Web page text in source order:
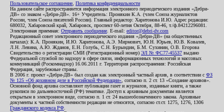
Пользовательское соглашение Политика конфиденциальности
На данном сайте распространяется информация электронного периодического издания «Дебри-
ДВ» со знаком «Дебри-ДВ». 16+ Учредитель: Пронякин К.А. (член Союза журналистов
России, член Союза писателей России). Главный редактор: Харитонова И.Ю. Адрес редакции:
680032, Хабаровский край, Хабаровск, проспект 60-летия Октября, 88-46, т./ф.84212296081.
Электронная приемная: Отправить сообщение . E-mail: editor@debri-dv.com
Редакционный совет электронного периодического издания «Дебри-ДВ» (на общественных
началах): К.А. Пронякин, И.Ю. Харитонова, А.Э. Мирмович, Ю.Н. Юрьев, Ю.В. Ковалев,
Л.Н. Левина, А.Ю. Жданов, Е.Н. Голубь, С.Н. Бурындин, Б.М. Сухинин, О.В. Егорова
Свидетельство о регистрации СМИ (Регистрационный номер) ЭЛ № ФС77-45537 выдано
Федеральной службой по надзору в сфере связи, информационных технологий и массовых
коммуникаций (Роскомнадзор) 16.06.2011 г. Территория распространения: Российская
Федерация, зарубежные страны.
В 2006 г. проект «Дебри-ДВ» был создан как электронный частный архив, в соответствии с ФЗ
№ 125 «Об архивном деле в Российской Федерации» , согласно п. 2 ст. 13 «Создание архивов».
Основной фонд архива составляют публикации газет и журналов, изданные книги, а также
рукописи по дальневосточной (РФ) тематике. Доступ к архивным документам является
открытым в электронном виде, согласно п. 1 ст. 24 вышеобозначенного закона. Архивные
документы к частной собственности редакции не относятся, согласно ст.ст. 1275, 1276, 1306
Гражданского кодекса РФ